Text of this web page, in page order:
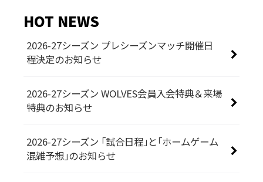
HOT NEWS
2026-27シーズン プレシーズンマッチ開催日
程決定のお知らせ
2026-27シーズン WOLVES会員入会特典＆来場
特典のお知らせ
2026-27シーズン 「試合日程」と「ホームゲーム
混雑予想」のお知らせ